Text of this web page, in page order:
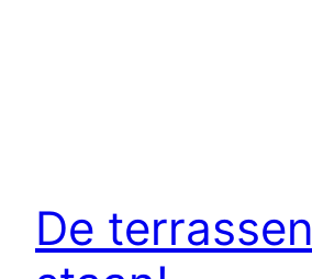
De terrassen